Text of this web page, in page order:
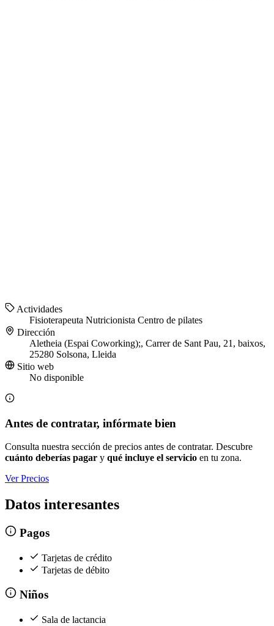
Actividades
Fisioterapeuta Nutricionista Centro de pilates
Dirección
Aletheia (Espai Coworking);, Carrer de Sant Pau, 21, baixos,
25280 Solsona, Lleida
Sitio web
No disponible
Antes de contratar, infórmate bien
Consulta nuestra sección de precios antes de contratar. Descubre
cuánto deberías pagar y qué incluye el servicio en tu zona.
Ver Precios
Datos interesantes
Pagos
Tarjetas de crédito
Tarjetas de débito
Niños
Sala de lactancia